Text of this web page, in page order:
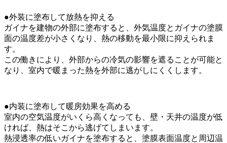
●外装に塗布して放熱を抑える
ガイナを建物の外部に塗布すると、外気温度とガイナの塗膜
面の温度差が小さくなり、熱の移動を最小限に抑えられま
す。
この働きにより、外部からの冷気の影響を遮ることが可能と
なり、室内で暖まった熱を外部に逃がしにくくします。
●内装に塗布して暖房効果を高める
室内の空気温度がいくら高くなっても、壁・天井の温度が低
ければ、熱はそこから逃げてしまいます。
熱浸透率の低いガイナを塗布すると、塗膜表面温度と周辺温